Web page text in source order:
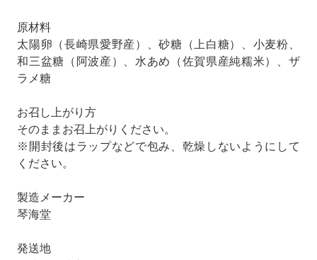
原材料
太陽卵（長崎県愛野産）、砂糖（上白糖）、小麦粉、
和三盆糖（阿波産）、水あめ（佐賀県産純糯米）、ザ
ラメ糖
お召し上がり方
そのままお召上がりください。
※開封後はラップなどで包み、乾燥しないようにして
ください。
製造メーカー
琴海堂
発送地